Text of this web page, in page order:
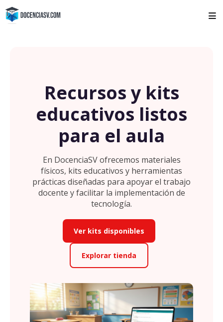
Recursos y kits
educativos listos
para el aula
En DocenciaSV ofrecemos materiales
físicos, kits educativos y herramientas
prácticas diseñadas para apoyar el trabajo
docente y facilitar la implementación de
tecnología.
Ver kits disponibles
Explorar tienda